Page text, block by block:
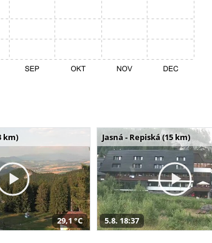
km)
29,1 °C
Jasná - Repiská (15 km)
5.8. 18:37